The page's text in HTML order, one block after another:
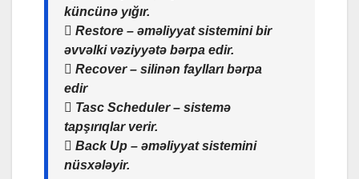
küncünə yığır.
 Restore – əməliyyat sistemini bir
əvvəlki vəziyyətə bərpa edir.
 Recover – silinən faylları bərpa
edir
 Tasc Scheduler – sistemə
tapşırıqlar verir.
 Back Up – əməliyyat sistemini
nüsxələyir.